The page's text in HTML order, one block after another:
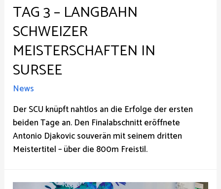
TAG 3 – LANGBAHN
SCHWEIZER
MEISTERSCHAFTEN IN
SURSEE
News
Der SCU knüpft nahtlos an die Erfolge der ersten
beiden Tage an. Den Finalabschnitt eröffnete
Antonio Djakovic souverän mit seinem dritten
Meistertitel – über die 800m Freistil.